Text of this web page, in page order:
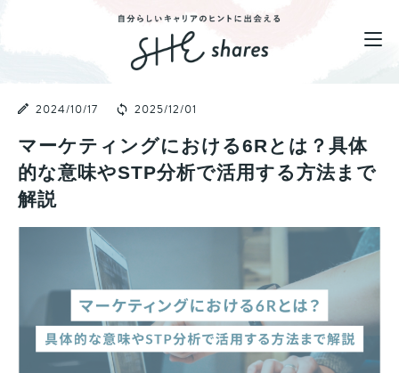
2024/10/17 2025/12/01
マーケティングにおける6Rとは？具体
的な意味やSTP分析で活用する方法まで
解説